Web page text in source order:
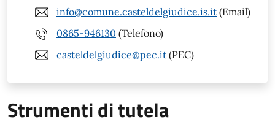
info@comune.casteldelgiudice.is.it (Email)
0865-946130 (Telefono)
casteldelgiudice@pec.it (PEC)
Strumenti di tutela